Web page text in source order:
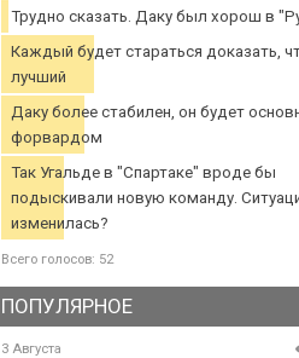
Трудно сказать. Даку был хорош в
Каждый будет стараться доказать,
лучший
Даку более стабилен, он будет
форвардом
Так Угальде в "Спартаке" вроде бы
подыскивали новую команду.
изменилась?
Всего голосов: 52
ПОПУЛЯРНОЕ
3 Августа